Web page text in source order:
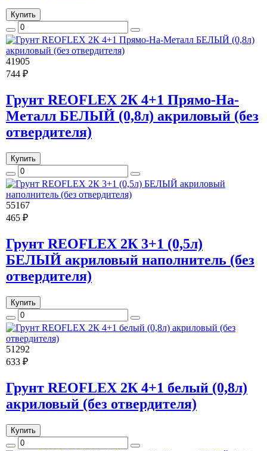
Купить
41905
744 ₽
Грунт REOFLEX 2К 4+1 Прямо-На-
Металл БЕЛЫЙ (0,8л) акриловый (без
отвердителя)
Купить
55167
465 ₽
Грунт REOFLEX 2К 3+1 (0,5л)
БЕЛЫЙ акриловый наполнитель (без
отвердителя)
Купить
51292
633 ₽
Грунт REOFLEX 2К 4+1 белый (0,8л)
акриловый (без отвердителя)
Купить